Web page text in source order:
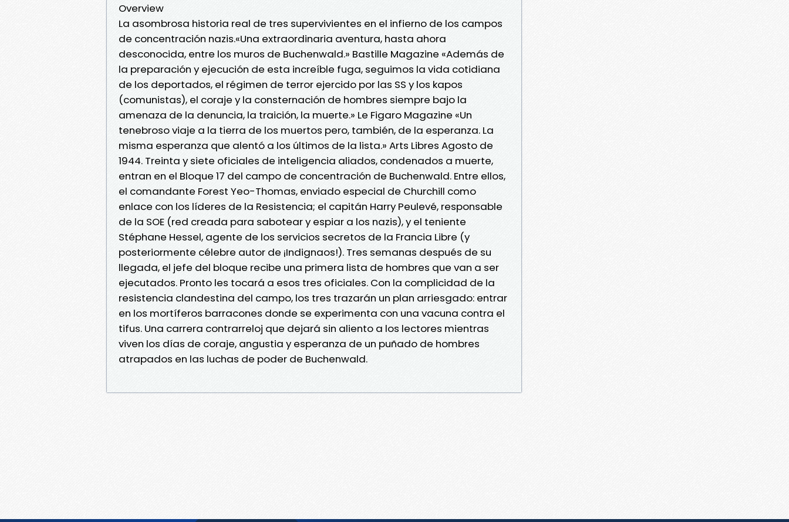
Overview
La asombrosa historia real de tres supervivientes en el infierno de los campos
de concentración nazis.«Una extraordinaria aventura, hasta ahora
desconocida, entre los muros de Buchenwald.» Bastille Magazine «Además de
la preparación y ejecución de esta increíble fuga, seguimos la vida cotidiana
de los deportados, el régimen de terror ejercido por las SS y los kapos
(comunistas), el coraje y la consternación de hombres siempre bajo la
amenaza de la denuncia, la traición, la muerte.» Le Figaro Magazine «Un
tenebroso viaje a la tierra de los muertos pero, también, de la esperanza. La
misma esperanza que alentó a los últimos de la lista.» Arts Libres Agosto de
1944. Treinta y siete oficiales de inteligencia aliados, condenados a muerte,
entran en el Bloque 17 del campo de concentración de Buchenwald. Entre ellos,
el comandante Forest Yeo-Thomas, enviado especial de Churchill como
enlace con los líderes de la Resistencia; el capitán Harry Peulevé, responsable
de la SOE (red creada para sabotear y espiar a los nazis), y el teniente
Stéphane Hessel, agente de los servicios secretos de la Francia Libre (y
posteriormente célebre autor de ¡Indignaos!). Tres semanas después de su
llegada, el jefe del bloque recibe una primera lista de hombres que van a ser
ejecutados. Pronto les tocará a esos tres oficiales. Con la complicidad de la
resistencia clandestina del campo, los tres trazarán un plan arriesgado: entrar
en los mortíferos barracones donde se experimenta con una vacuna contra el
tifus. Una carrera contrarreloj que dejará sin aliento a los lectores mientras
viven los días de coraje, angustia y esperanza de un puñado de hombres
atrapados en las luchas de poder de Buchenwald.